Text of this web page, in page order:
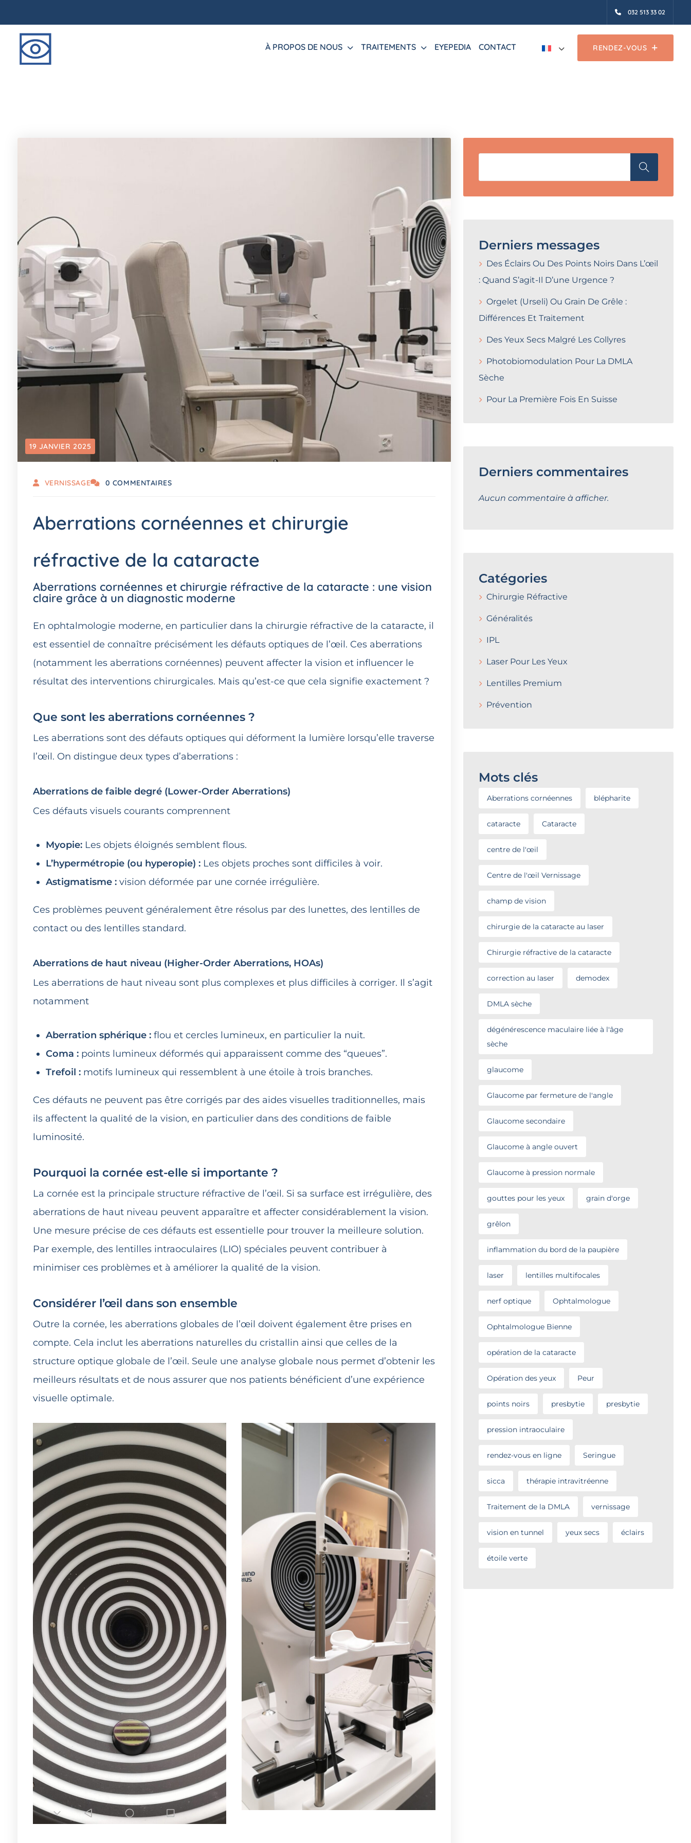
032 513 33 02
À PROPOS DE NOUS TRAITEMENTS EYEPEDIA CONTACT RENDEZ-VOUS
19 JANVIER 2025
VERNISSAGE 0 COMMENTAIRES
Aberrations cornéennes et chirurgie
réfractive de la cataracte
Aberrations cornéennes et chirurgie réfractive de la cataracte : une vision
claire grâce à un diagnostic moderne
En ophtalmologie moderne, en particulier dans la chirurgie réfractive de la cataracte, il
est essentiel de connaître précisément les défauts optiques de l’œil. Ces aberrations
(notamment les aberrations cornéennes) peuvent affecter la vision et influencer le
résultat des interventions chirurgicales. Mais qu’est-ce que cela signifie exactement ?
Que sont les aberrations cornéennes ?
Les aberrations sont des défauts optiques qui déforment la lumière lorsqu’elle traverse
l’œil. On distingue deux types d’aberrations :
Aberrations de faible degré (Lower-Order Aberrations)
Ces défauts visuels courants comprennent
Myopie: Les objets éloignés semblent flous.
L’hypermétropie (ou hyperopie) : Les objets proches sont difficiles à voir.
Astigmatisme : vision déformée par une cornée irrégulière.
Ces problèmes peuvent généralement être résolus par des lunettes, des lentilles de
contact ou des lentilles standard.
Aberrations de haut niveau (Higher-Order Aberrations, HOAs)
Les aberrations de haut niveau sont plus complexes et plus difficiles à corriger. Il s’agit
notamment
Aberration sphérique : flou et cercles lumineux, en particulier la nuit.
Coma : points lumineux déformés qui apparaissent comme des “queues”.
Trefoil : motifs lumineux qui ressemblent à une étoile à trois branches.
Ces défauts ne peuvent pas être corrigés par des aides visuelles traditionnelles, mais
ils affectent la qualité de la vision, en particulier dans des conditions de faible
luminosité.
Pourquoi la cornée est-elle si importante ?
La cornée est la principale structure réfractive de l’œil. Si sa surface est irrégulière, des
aberrations de haut niveau peuvent apparaître et affecter considérablement la vision.
Une mesure précise de ces défauts est essentielle pour trouver la meilleure solution.
Par exemple, des lentilles intraoculaires (LIO) spéciales peuvent contribuer à
minimiser ces problèmes et à améliorer la qualité de la vision.
Considérer l’œil dans son ensemble
Outre la cornée, les aberrations globales de l’œil doivent également être prises en
compte. Cela inclut les aberrations naturelles du cristallin ainsi que celles de la
structure optique globale de l’œil. Seule une analyse globale nous permet d’obtenir les
meilleurs résultats et de nous assurer que nos patients bénéficient d’une expérience
visuelle optimale.
Derniers messages
Des Éclairs Ou Des Points Noirs Dans L’œil
: Quand S’agit-Il D’une Urgence ?
Orgelet (Urseli) Ou Grain De Grêle :
Différences Et Traitement
Des Yeux Secs Malgré Les Collyres
Photobiomodulation Pour La DMLA
Sèche
Pour La Première Fois En Suisse
Derniers commentaires
Aucun commentaire à afficher.
Catégories
Chirurgie Réfractive
Généralités
IPL
Laser Pour Les Yeux
Lentilles Premium
Prévention
Mots clés
Aberrations cornéennes blépharite
cataracte Cataracte
centre de l'œil
Centre de l'œil Vernissage
champ de vision
chirurgie de la cataracte au laser
Chirurgie réfractive de la cataracte
correction au laser demodex
DMLA sèche
dégénérescence maculaire liée à l'âge
sèche
glaucome
Glaucome par fermeture de l'angle
Glaucome secondaire
Glaucome à angle ouvert
Glaucome à pression normale
gouttes pour les yeux grain d'orge
grêlon
inflammation du bord de la paupière
laser lentilles multifocales
nerf optique Ophtalmologue
Ophtalmologue Bienne
opération de la cataracte
Opération des yeux Peur
points noirs presbytie presbytie
pression intraoculaire
rendez-vous en ligne Seringue
sicca thérapie intravitréenne
Traitement de la DMLA vernissage
vision en tunnel yeux secs éclairs
étoile verte